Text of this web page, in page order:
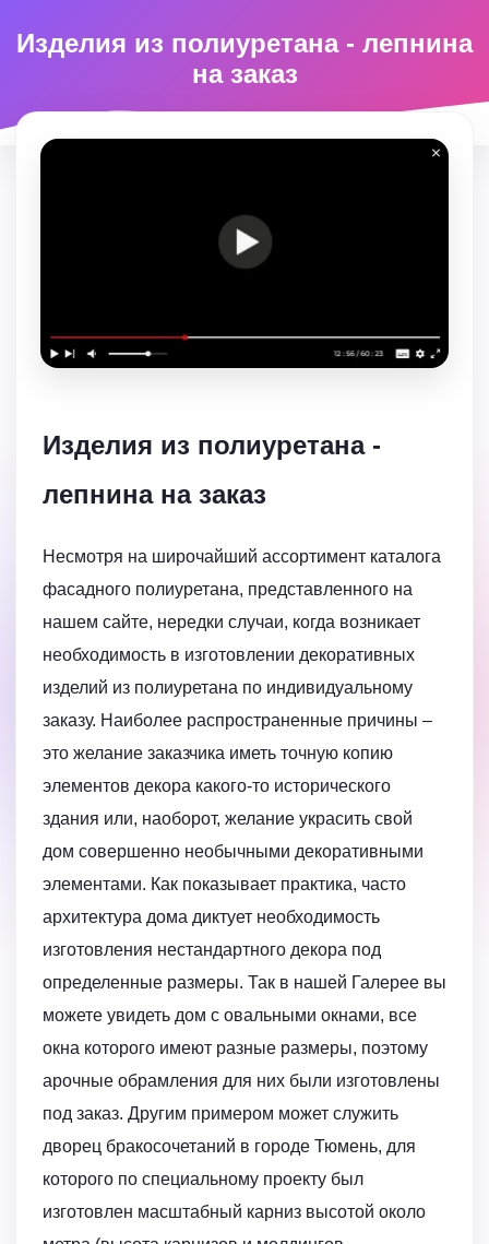
Изделия из полиуретана - лепнина
на заказ
Изделия из полиуретана -
лепнина на заказ
Несмотря на широчайший ассортимент каталога
фасадного полиуретана, представленного на
нашем сайте, нередки случаи, когда возникает
необходимость в изготовлении декоративных
изделий из полиуретана по индивидуальному
заказу. Наиболее распространенные причины –
это желание заказчика иметь точную копию
элементов декора какого-то исторического
здания или, наоборот, желание украсить свой
дом совершенно необычными декоративными
элементами. Как показывает практика, часто
архитектура дома диктует необходимость
изготовления нестандартного декора под
определенные размеры. Так в нашей Галерее вы
можете увидеть дом с овальными окнами, все
окна которого имеют разные размеры, поэтому
арочные обрамления для них были изготовлены
под заказ. Другим примером может служить
дворец бракосочетаний в городе Тюмень, для
которого по специальному проекту был
изготовлен масштабный карниз высотой около